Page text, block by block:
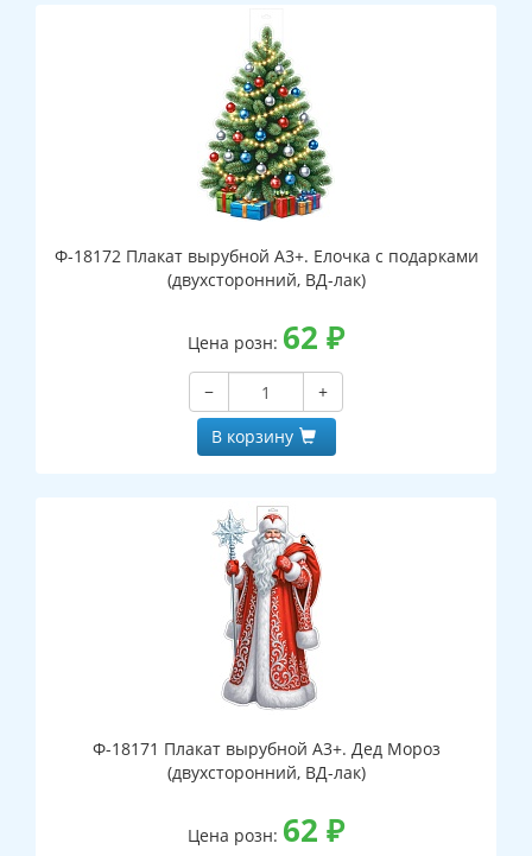
Ф-18172 Плакат вырубной А3+. Елочка с подарками
(двухсторонний, ВД-лак)
Цена розн: 62 ₽
−
+
В корзину
Ф-18171 Плакат вырубной А3+. Дед Мороз
(двухсторонний, ВД-лак)
Цена розн: 62 ₽